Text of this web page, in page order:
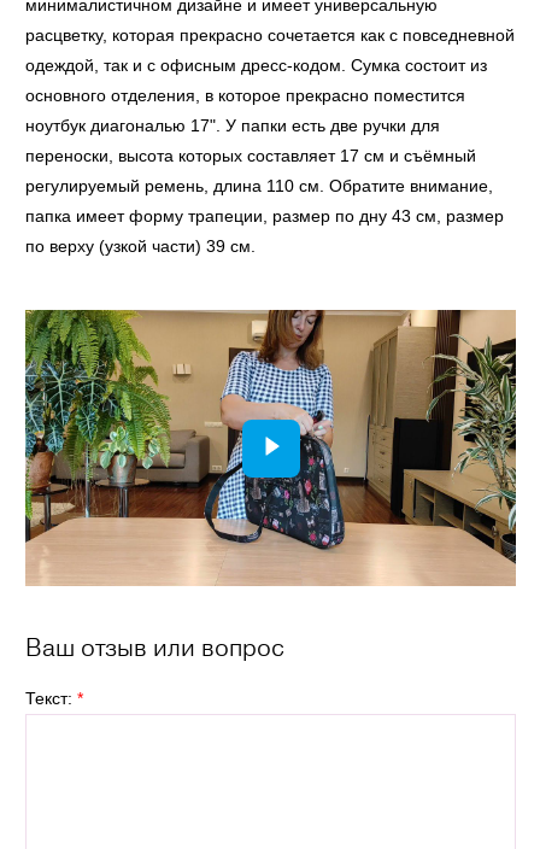
минималистичном дизайне и имеет универсальную
расцветку, которая прекрасно сочетается как с повседневной
одеждой, так и с офисным дресс-кодом. Сумка состоит из
основного отделения, в которое прекрасно поместится
ноутбук диагональю 17". У папки есть две ручки для
переноски, высота которых составляет 17 см и съёмный
регулируемый ремень, длина 110 см. Обратите внимание,
папка имеет форму трапеции, размер по дну 43 см, размер
по верху (узкой части) 39 см.
Ваш отзыв или вопрос
Текст: *